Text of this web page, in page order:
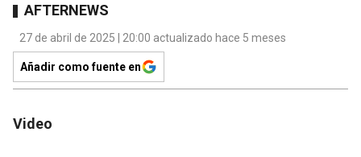
AFTERNEWS
27 de abril de 2025 | 20:00 actualizado hace 5 meses
Añadir como fuente en
Video